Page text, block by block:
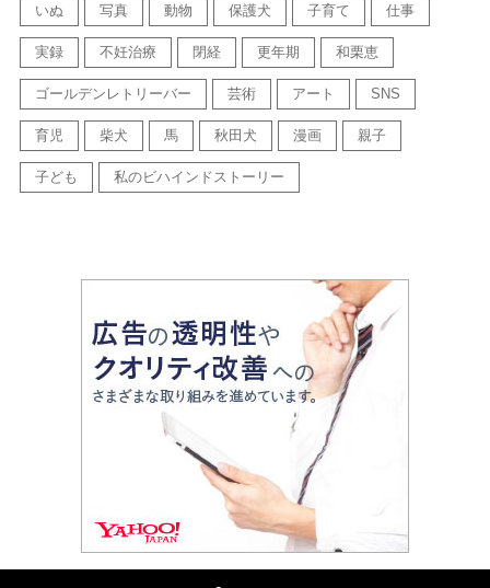
いぬ 写真 動物 保護犬 子育て 仕事
実録 不妊治療 閉経 更年期 和栗恵
ゴールデンレトリーバー 芸術 アート SNS
育児 柴犬 馬 秋田犬 漫画 親子
子ども 私のビハインドストーリー